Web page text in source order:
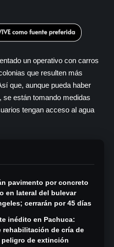
un operativo con carros
que resulten más
que, aunque pueda haber
están tomando medidas
tengan acceso al agua
pavimento por concreto
en lateral del bulevar
cerrarán por 45 días
inédito en Pachuca:
rehabilitación de cría de
peligro de extinción